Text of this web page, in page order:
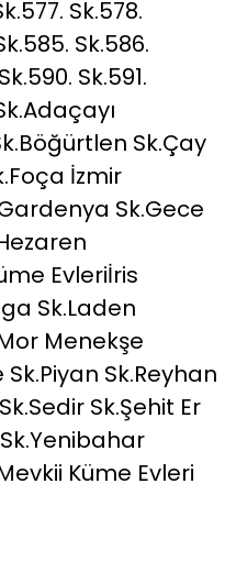
Sk.578.
Sk.586.
Sk.591.
Sk.Çay
İzmir
Sk.Gece
Evleriİris
Sk.Laden
Menekşe
Sk.Reyhan
Sk.Şehit Er
Küme Evleri